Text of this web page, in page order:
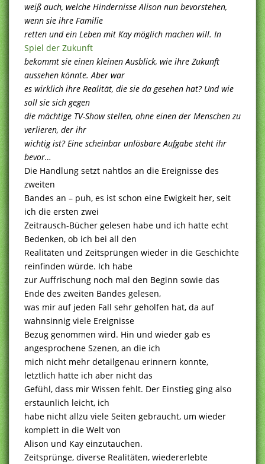
weiß auch, welche Hindernisse Alison nun bevorstehen,
wenn sie ihre Familie
retten und ein Leben mit Kay möglich machen will. In
Spiel der Zukunft
bekommt sie einen kleinen Ausblick, wie ihre Zukunft
aussehen könnte. Aber war
es wirklich ihre Realität, die sie da gesehen hat? Und wie
soll sie sich gegen
die mächtige TV-Show stellen, ohne einen der Menschen zu
verlieren, der ihr
wichtig ist? Eine scheinbar unlösbare Aufgabe steht ihr
bevor…
Die Handlung setzt nahtlos an die Ereignisse des
zweiten
Bandes an – puh, es ist schon eine Ewigkeit her, seit
ich die ersten zwei
Zeitrausch-Bücher gelesen habe und ich hatte echt
Bedenken, ob ich bei all den
Realitäten und Zeitsprüngen wieder in die Geschichte
reinfinden würde. Ich habe
zur Auffrischung noch mal den Beginn sowie das
Ende des zweiten Bandes gelesen,
was mir auf jeden Fall sehr geholfen hat, da auf
wahnsinnig viele Ereignisse
Bezug genommen wird. Hin und wieder gab es
angesprochene Szenen, an die ich
mich nicht mehr detailgenau erinnern konnte,
letztlich hatte ich aber nicht das
Gefühl, dass mir Wissen fehlt. Der Einstieg ging also
erstaunlich leicht, ich
habe nicht allzu viele Seiten gebraucht, um wieder
komplett in die Welt von
Alison und Kay einzutauchen.
Zeitsprünge, diverse Realitäten, wiedererlebte